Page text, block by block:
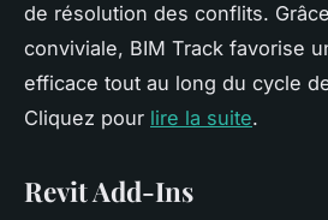
de résolution des conflits.
conviviale, BIM Track favorise
efficace tout au long du cycle
Cliquez pour lire la suite.
Revit Add-Ins